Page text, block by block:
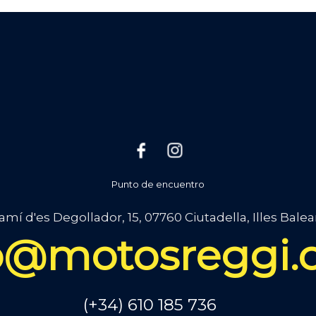
Punto de encuentro
d'es Degollador, 15, 07760 Ciutadella, Illes
(+34) 610 185 736